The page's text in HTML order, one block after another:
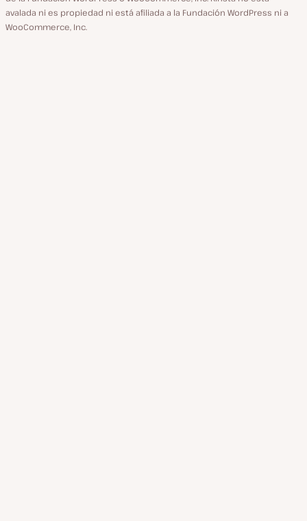
avalada ni es propiedad ni está afiliada a la Fundación WordPress ni a
WooCommerce, Inc.